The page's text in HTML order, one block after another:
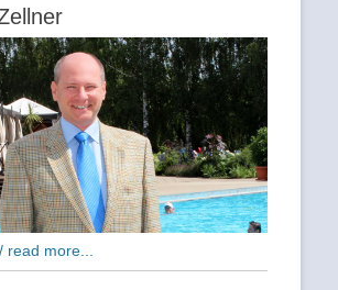
more...